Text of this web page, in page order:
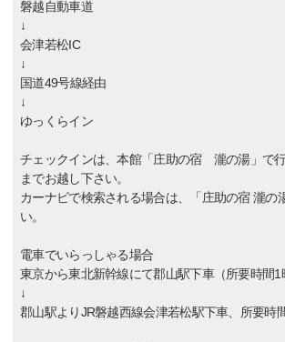
磐越自動車道
↓
会津若松IC
↓
国道49号線経由
↓
ゆっくらイン
チェックインは、本館「庄助の宿 瀧の湯」で
までお越し下さい。
カーナビで検索される場合は、「庄助の宿 瀧の
い。
電車でいらっしゃる場合
東京から東北新幹線にて郡山駅下車（所要時間1
↓
郡山駅よりJR磐越西線会津若松駅下車、所要時